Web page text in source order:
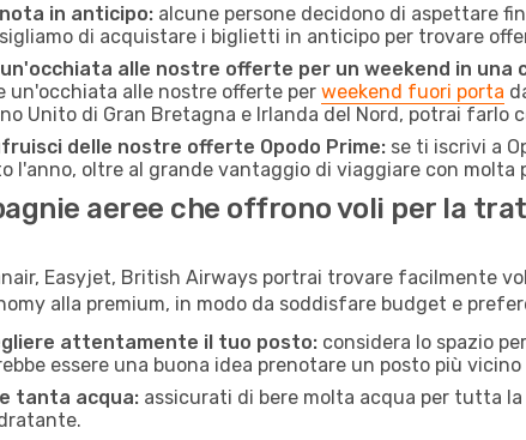
in anticipo: alcune persone decidono di aspettare
di acquistare i biglietti in anticipo per trovare
un'occhiata alle nostre offerte per un weekend in una
un'occhiata alle nostre offerte per weekend fuori porta
Unito di Gran Bretagna e Irlanda del Nord, potrai
delle nostre offerte Opodo Prime: se ti iscrivi a
l'anno, oltre al grande vantaggio di viaggiare con molta
aeree che offrono voli per la
Easyjet, British Airways portrai trovare facilmente
alla premium, in modo da soddisfare budget e
attentamente il tuo posto: considera lo spazio
essere una buona idea prenotare un posto più
tanta acqua: assicurati di bere molta acqua per tutta